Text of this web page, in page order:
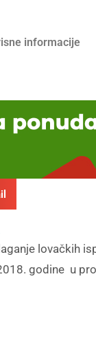
informacije
lovačkih
godine u